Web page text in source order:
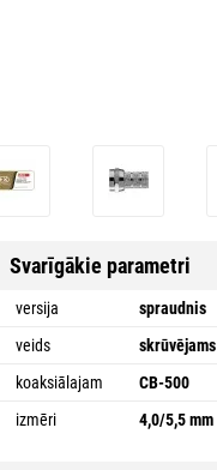
Svarīgākie parametri
versija
spraudnis
veids
skrūvējams
koaksiālajam
CB-500
izmēri
4,0/5,5 mm